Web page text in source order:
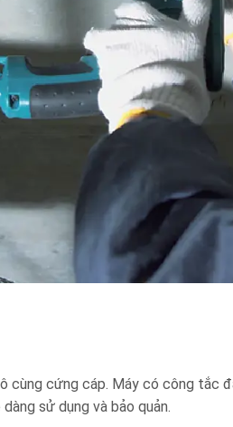
cứng cáp. Máy có công tắc
sử dụng và bảo quản.